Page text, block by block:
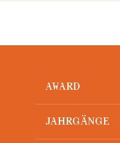
AWARD
JAHRGÄNGE